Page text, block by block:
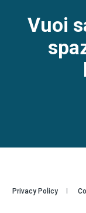
Vuoi
Privacy Policy